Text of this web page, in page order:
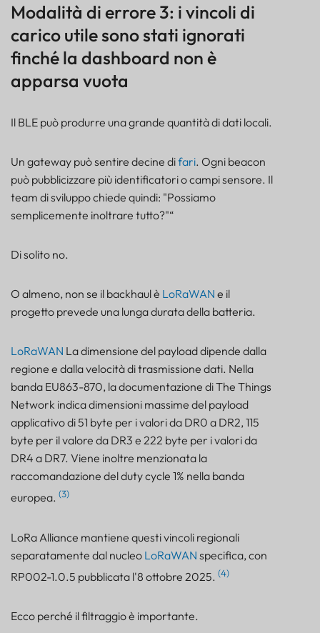
Modalità di errore 3: i vincoli di
carico utile sono stati ignorati
finché la dashboard non è
apparsa vuota
Il BLE può produrre una grande quantità di dati locali.
Un gateway può sentire decine difari. Ogni beacon
può pubblicizzare più identificatori o campi sensore. Il
team di sviluppo chiede quindi: "Possiamo
semplicemente inoltrare tutto?"“
Di solito no.
O almeno, non se il backhaul è LoRaWAN e il
progetto prevede una lunga durata della batteria.
LoRaWAN La dimensione del payload dipende dalla
regione e dalla velocità di trasmissione dati. Nella
banda EU863-870, la documentazione di The Things
Network indica dimensioni massime del payload
applicativo di 51 byte per i valori da DR0 a DR2, 115
byte per il valore da DR3 e 222 byte per i valori da
DR4 a DR7. Viene inoltre menzionata la
raccomandazione del duty cycle 1% nella banda
europea. (3)
LoRa Alliance mantiene questi vincoli regionali
separatamente dal nucleo LoRaWAN specifica, con
RP002-1.0.5 pubblicata l'8 ottobre 2025. (4)
Ecco perché il filtraggio è importante.